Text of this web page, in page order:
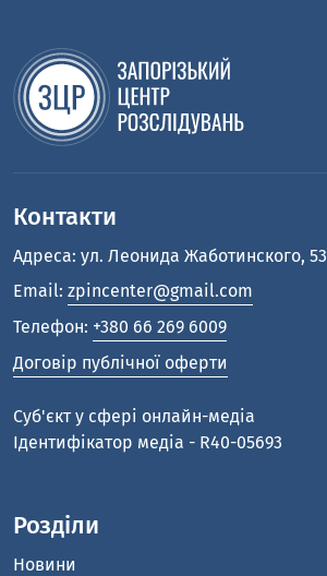
Контакти
Адреса: ул. Леонида Жаботинского, 53
Email: zpincenter@gmail.com
Телефон: +380 66 269 6009
Договір публічної оферти
Cуб'єкт у сфері онлайн-медіа
Ідентифікатор медіа - R40-05693
Розділи
Новини